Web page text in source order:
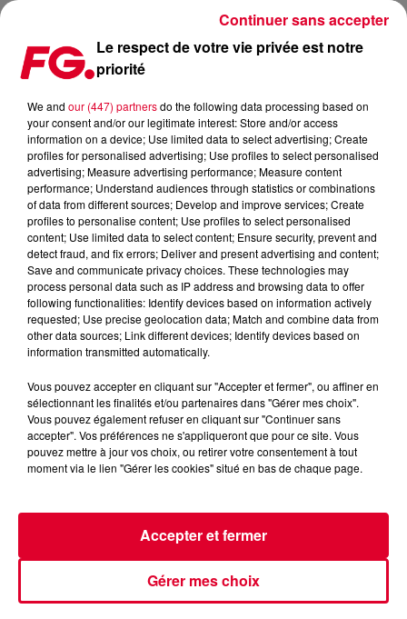
AFROJACK : NOUVEAU TITRE (VIDÉO)
Publié : 11 janvier 2017 à 8h47 par La rédaction
On vous propose aujourd’hui de découvrir le nouveau
associé au DJ australienJay Karamapour sortirDiamonds
un titre particulièrement dark qui plaira à coup sûr aux
amateurs du genre. Et en live, ça fonctionne également
comme lors de l’Ultra Singapour :
Le respect de votre vie privée est notre
priorité
We and our (447) partnersdo the following data processing based on
your consent and/or our legitimate interest: Store and/or access
information on a device; Use limited data to select advertising; Create
profiles for personalised advertising; Use profiles to select personalised
advertising; Measure advertising performance; Measure content
performance; Understand audiences through statistics or combinations
of data from different sources; Develop and improve services; Create
profiles to personalise content; Use profiles to select personalised
content; Use limited data to select content; Ensure security, prevent and
detect fraud, and fix errors; Deliver and present advertising and content;
Save and communicate privacy choices. These technologies may
process personal data such as IP address and browsing data to offer
following functionalities: Identify devices based on information actively
requested; Use precise geolocation data; Match and combine data from
other data sources; Link different devices; Identify devices based on
information transmitted automatically.
Vous pouvez accepter en cliquant sur "Accepter et fermer", ou affiner en
sélectionnant les finalités et/ou partenaires dans "Gérer mes choix".
Vous pouvez également refuser en cliquant sur "Continuer sans
accepter". Vos préférences ne s'appliqueront que pour ce site. Vous
pouvez mettre à jour vos choix, ou retirer votre consentement à tout
moment via le lien "Gérer les cookies" situé en bas de chaque page.
Gérer mes choix
Accepter et fermer
Continuer sans accepter